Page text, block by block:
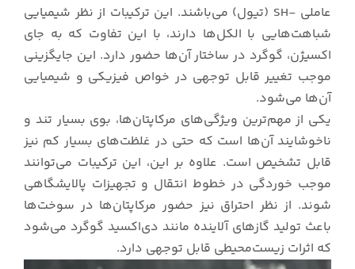
عاملی -SH (تیول) می‌باشند. این ترکیبات از نظر شیمیایی
شباهت‌هایی با الکل‌ها دارند، با این تفاوت که به جای
اکسیژن، گوگرد در ساختار آن‌ها حضور دارد. این جایگزینی
موجب تغییر قابل توجهی در خواص فیزیکی و شیمیایی
آن‌ها می‌شود.
یکی از مهم‌ترین ویژگی‌های مرکاپتان‌ها، بوی بسیار تند و
ناخوشایند آن‌ها است که حتی در غلظت‌های بسیار کم نیز
قابل تشخیص است. علاوه بر این، این ترکیبات می‌توانند
موجب خوردگی در خطوط انتقال و تجهیزات پالایشگاهی
شوند. از نظر احتراق نیز حضور مرکاپتان‌ها در سوخت‌ها
باعث تولید گازهای آلاینده مانند دی‌اکسید گوگرد می‌شود
که اثرات زیست‌محیطی قابل توجهی دارد.